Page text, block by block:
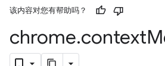
该内容对您有帮助吗？
chrome.context